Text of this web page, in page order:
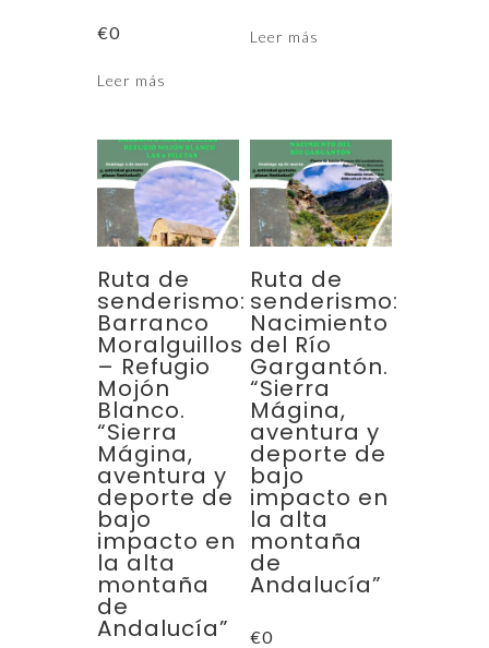
€0
Leer más
Leer más
Ruta de
senderismo:
Barranco
Moralguillos
– Refugio
Mojón
Blanco.
“Sierra
Mágina,
aventura y
deporte de
bajo
impacto en
la alta
montaña
de
Andalucía”
Ruta de
senderismo:
Nacimiento
del Río
Gargantón.
“Sierra
Mágina,
aventura y
deporte de
bajo
impacto en
la alta
montaña
de
Andalucía”
€0